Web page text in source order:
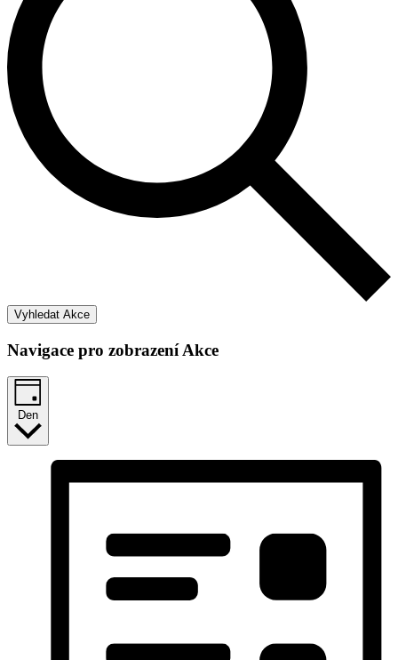
Vyhledat Akce
Navigace pro zobrazení Akce
Den